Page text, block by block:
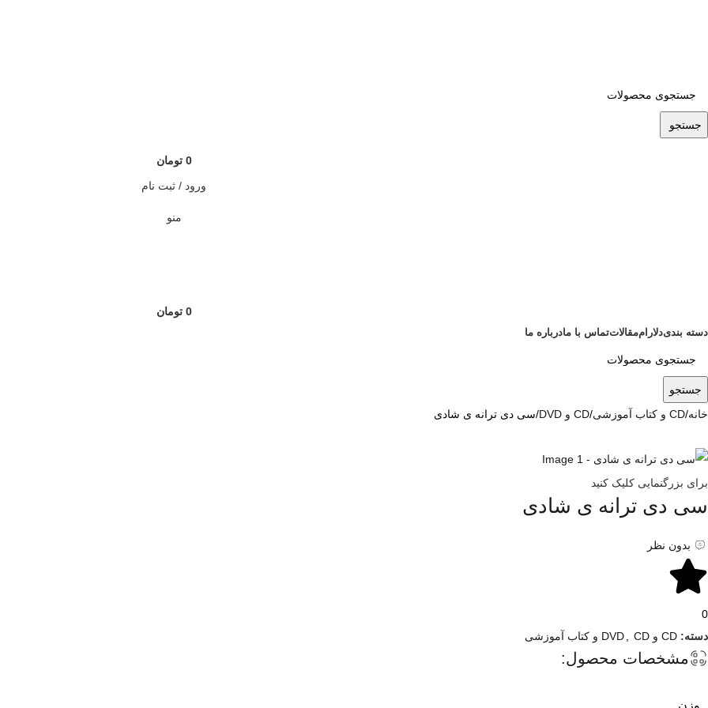
جستجو
0 تومان
ورود / ثبت نام
منو
0 تومان
دسته بندیدلاراممقالاتتماس با مادرباره ما
جستجو
خانه CD و کتاب آموزشی CD و DVD
سی دی ترانه ی شادی
برای بزرگنمایی کلیک کنید
سی دی ترانه ی شادی
بدون نظر
0
دسته: CD و DVD CD و کتاب آموزشی
مشخصات محصول:
وزن